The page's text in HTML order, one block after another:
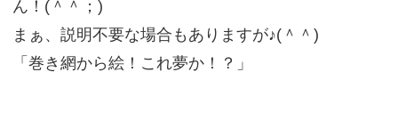
ん！(＾＾；)
まぁ、説明不要な場合もありますが♪(＾＾)
「巻き網から絵！これ夢か！？」